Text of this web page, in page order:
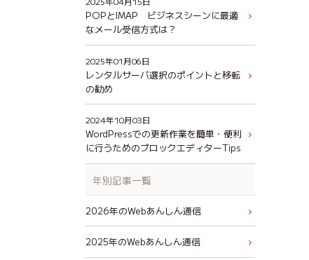
POPとIMAP ビジネスシーンに最適
なメール受信方式は？
2025年01月06日
レンタルサーバ選択のポイントと移転
の勧め
2024年10月03日
WordPressでの更新作業を簡単・便利
に行うためのブロックエディターTips
年別記事一覧
2026年のWebあんしん通信
2025年のWebあんしん通信